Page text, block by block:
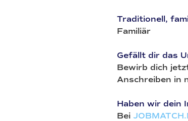
Traditionell,
Familiär
Gefällt dir das
Bewirb dich
Anschreiben in
Haben wir dein
Bei